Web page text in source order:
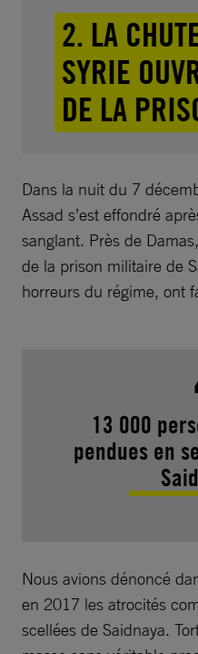
2. LA
SYRIE
DE LA
Dans la nuit du 7
Assad s’est effondré
sanglant. Près de
de la prison militaire de
horreurs du régime, ont
13 000
pendues en
Nous avions dénoncé
en 2017 les atrocités
scellées de Saidnaya.